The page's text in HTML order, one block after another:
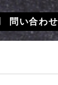
問い合わせ